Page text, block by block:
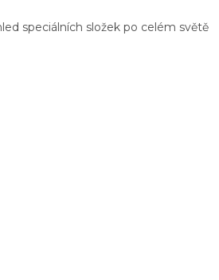
A
speciálních složek po celém světě